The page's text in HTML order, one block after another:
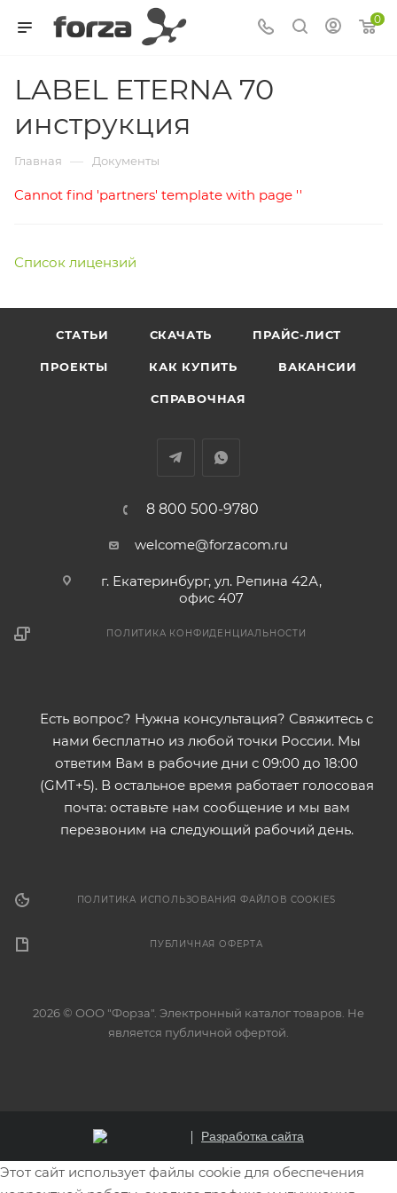
0
LABEL ETERNA 70
инструкция
Главная — Документы
Cannot find 'partners' template with page ''
Список лицензий
СТАТЬИ СКАЧАТЬ ПРАЙС-ЛИСТ
ПРОЕКТЫ КАК КУПИТЬ ВАКАНСИИ
СПРАВОЧНАЯ
8 800 500-9780
welcome@forzacom.ru
г. Екатеринбург, ул. Репина 42А,
офис 407
ПОЛИТИКА КОНФИДЕНЦИАЛЬНОСТИ
Есть вопрос? Нужна консультация? Свяжитесь с
нами бесплатно из любой точки России. Мы
ответим Вам в рабочие дни с 09:00 до 18:00
(GMT+5). В остальное время работает голосовая
почта: оставьте нам сообщение и мы вам
перезвоним на следующий рабочий день.
ПОЛИТИКА ИСПОЛЬЗОВАНИЯ ФАЙЛОВ COOKIES
ПУБЛИЧНАЯ ОФЕРТА
2026 © ООО "Форза". Электронный каталог товаров. Не
является публичной офертой.
Разработка сайта
Этот сайт использует файлы cookie для обеспечения